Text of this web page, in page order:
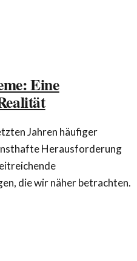
Eine
Jahren häufiger
Herausforderung
die wir näher betrachten.